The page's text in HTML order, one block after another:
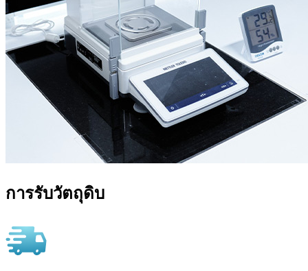
การรับวัตถุดิบ